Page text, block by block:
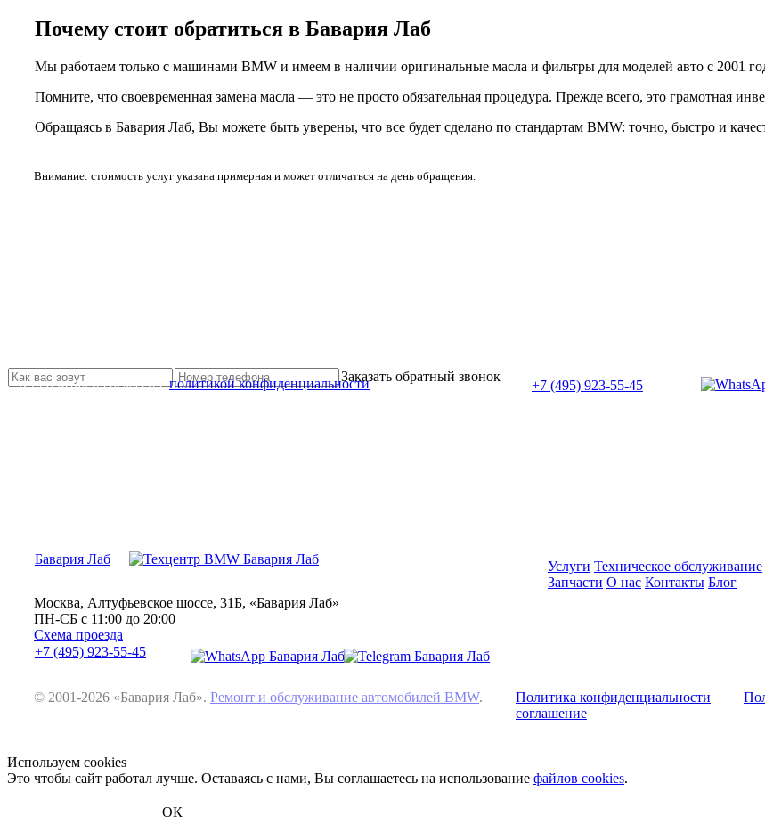
Почему стоит обратиться в Бавария Лаб
Мы работаем только с машинами BMW и имеем в наличии оригинальные масла и фильтры для моделей авто с 2001
Помните, что своевременная замена масла — это не просто обязательная процедура. Прежде всего, это грамотная
Обращаясь в Бавария Лаб, Вы можете быть уверены, что все будет сделано по стандартам BMW: точно, быстро и
Внимание: стоимость услуг указана примерная и может отличаться на день обращения.
Заказать обратный звонок
Я прочитал и согласен сполитикой конфиденциальности
+7 (495) 923-55-45
Бавария Лаб
Москва, Алтуфьевское шоссе, 31Б, «Бавария Лаб»
ПН-СБ с 11:00 до 20:00
Схема проезда
+7 (495) 923-55-45
Услуги Техническое обслуживание
Запчасти О нас Контакты Блог
© 2001-2026 «Бавария Лаб». Ремонт и обслуживание автомобилей BMW. Политика конфиденциальности
соглашение
Используем cookies
Это чтобы сайт работал лучше. Оставаясь с нами, Вы соглашаетесь на использование файлов cookies.
ОК